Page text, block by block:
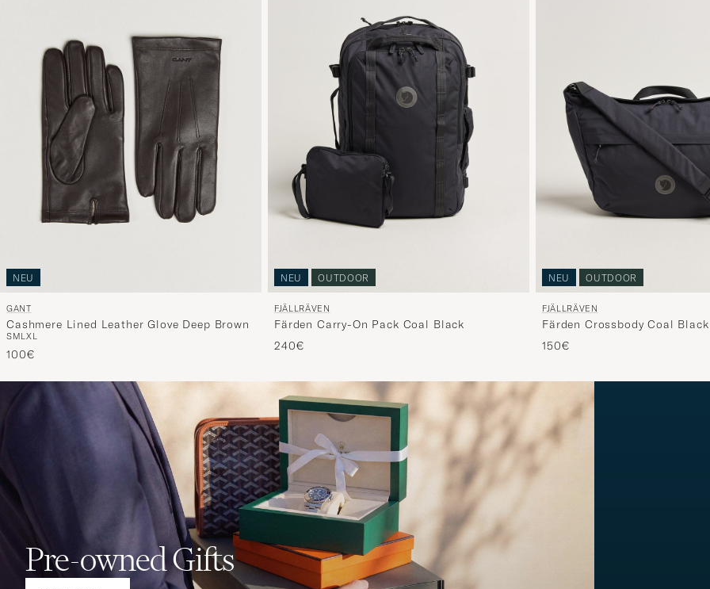
NEU
GANT
Cashmere Lined Leather Glove Deep Brown
SMLXL
100€
NEU OUTDOOR
FJÄLLRÄVEN
Färden Carry-On Pack Coal Black
240€
NEU OUTDOOR
FJÄLLRÄVEN
Färden Crossbody Coal Black
150€
Pre-owned Gifts